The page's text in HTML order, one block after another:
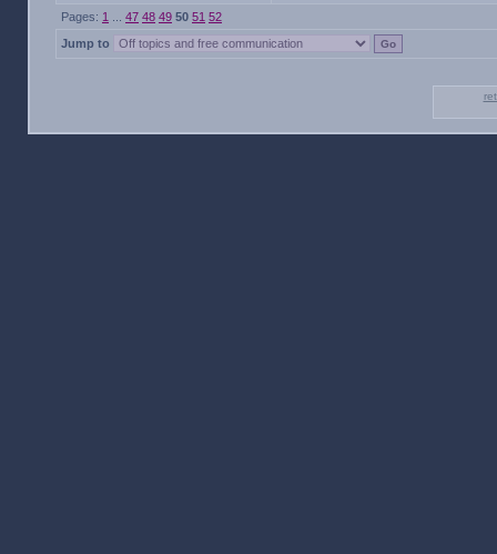
Pages: 1 47 48 49 50 51 52
Jump to